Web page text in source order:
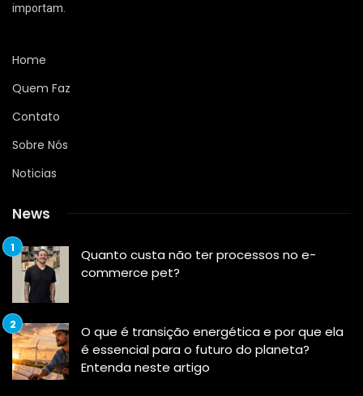
importam.
Home
Quem Faz
Contato
Sobre Nós
Noticias
News
Quanto custa não ter processos no e-
commerce pet?
O que é transição energética e por que ela
é essencial para o futuro do planeta?
Entenda neste artigo